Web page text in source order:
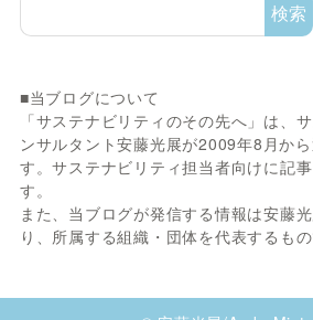
検索
■当ブログについて
「サステナビリティのその先へ」は、
ンサルタント安藤光展が2009年8月か
す。サステナビリティ担当者向けに記
す。
また、当ブログが発信する情報は安藤
り、所属する組織・団体を代表するもの